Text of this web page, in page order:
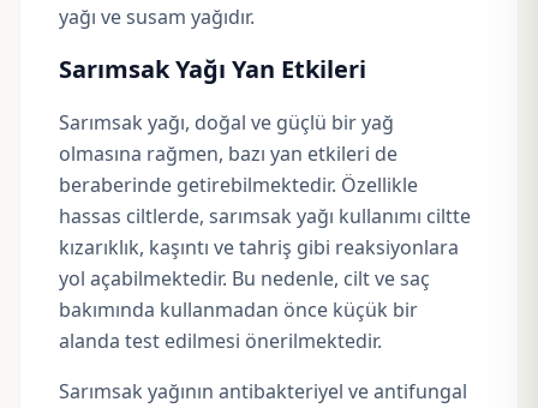
yağı vesusam yağıdır.
Sarımsak Yağı Yan Etkileri
Sarımsak yağı, doğal ve güçlü bir yağ
olmasına rağmen, bazı yan etkileri de
beraberinde getirebilmektedir. Özellikle
hassas ciltlerde, sarımsak yağı kullanımı ciltte
kızarıklık, kaşıntı ve tahriş gibi reaksiyonlara
yol açabilmektedir. Bu nedenle, cilt ve saç
bakımında kullanmadan önce küçük bir
alanda test edilmesi önerilmektedir.
Sarımsak yağının antibakteriyel ve antifungal